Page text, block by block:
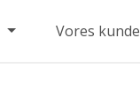
Vores